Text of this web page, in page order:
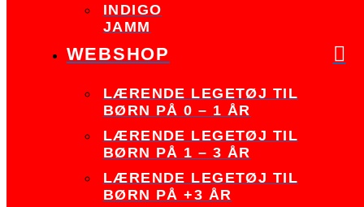
INDIGO
JAMM
WEBSHOP
LÆRENDE LEGETØJ TIL
BØRN PÅ 0 – 1 ÅR
LÆRENDE LEGETØJ TIL
BØRN PÅ 1 – 3 ÅR
LÆRENDE LEGETØJ TIL
BØRN PÅ +3 ÅR